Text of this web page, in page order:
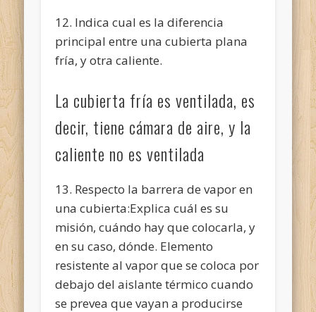
12. Indica cual es la diferencia
principal entre una cubierta plana
fría, y otra caliente.
La cubierta fría es ventilada, es
decir, tiene cámara de aire, y la
caliente no es ventilada
13. Respecto la barrera de vapor en
una cubierta:Explica cuál es su
misión, cuándo hay que colocarla, y
en su caso, dónde. Elemento
resistente al vapor que se coloca por
debajo del aislante térmico cuando
se prevea que vayan a producirse